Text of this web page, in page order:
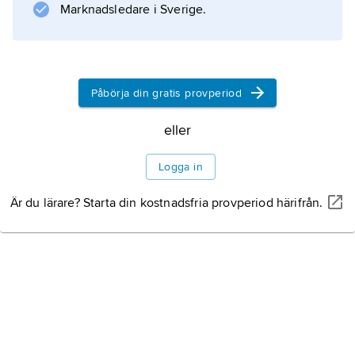
är gjort av metall. Paren som dansar svänger
Information om artikeln
Marknadsledare i Sverige.
Påbörja din gratis provperiod
eller
Logga in
Är du lärare? Starta din kostnadsfria provperiod härifrån.